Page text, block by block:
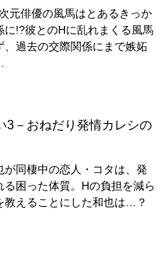
元俳優の風馬はとあるきっか
に!?彼とのHに乱れまくる風馬
、過去の交際関係にまで嫉妬
3－おねだり発情カレシの
が同棲中の恋人・コタは、発
困った体質。Hの負担を減ら
教えることにした和也は…？